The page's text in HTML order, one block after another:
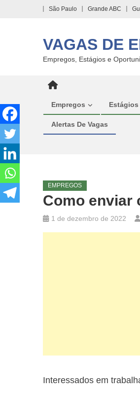
São Paulo Grande ABC
VAGAS DE
Empregos, Estágios e
Empregos Estágios
Alertas De Vagas
EMPREGOS
Como enviar
1 de dezembro de 2022
Interessados em